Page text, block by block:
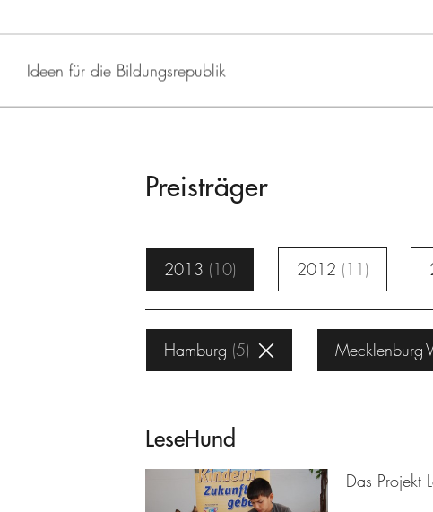
Ideen für die Bildungsrepublik
Preisträger
2013 10 2012 11
Hamburg 5 Mecklenburg-
LeseHund
Das Projekt